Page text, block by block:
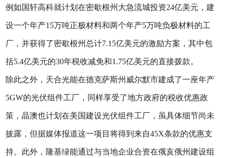
例如国轩高科就计划在密歇根州大急流城投资24亿美元，建
设一个年产15万吨正极材料和两个年产5万吨负极材料的工
厂，并获得了密歇根州总计7.15亿美元的激励方案，其中包
括5.4亿美元的30年税收减免和1.75亿美元的直接拨款。
除此之外，天合光能在德克萨斯州威尔默市建成了一座年产
5GW的光伏组件工厂，同样享受了地方政府的税收优惠政
策，晶澳也计划在美国建设光伏组件工厂，虽具体细节尚未
披露，但据媒体报道这一项目将得到来自45X条款的优惠支
持。此外，隆基绿能通过与当地企业合资在俄亥俄州建设组